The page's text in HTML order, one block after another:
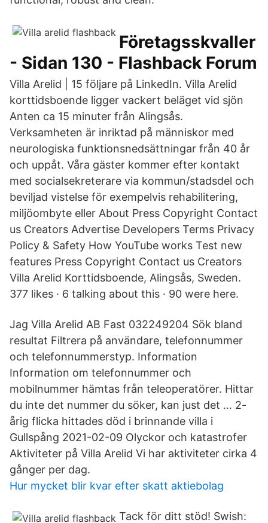
Företagsskvaller
- Sidan 130 - Flashback Forum
Villa Arelid | 15 följare på LinkedIn. Villa Arelid
korttidsboende ligger vackert beläget vid sjön
Anten ca 15 minuter från Alingsås.
Verksamheten är inriktad på människor med
neurologiska funktionsnedsättningar från 40 år
och uppåt. Våra gäster kommer efter kontakt
med socialsekreterare via kommun/stadsdel och
beviljad vistelse för exempelvis rehabilitering,
miljöombyte eller About Press Copyright Contact
us Creators Advertise Developers Terms Privacy
Policy & Safety How YouTube works Test new
features Press Copyright Contact us Creators
Villa Arelid Korttidsboende, Alingsås, Sweden.
377 likes · 6 talking about this · 90 were here.
Jag Villa Arelid AB Fast 032249204 Sök bland
resultat Filtrera på användare, telefonnummer
och telefonnummerstyp. Information
Information om telefonnummer och
mobilnummer hämtas från teleoperatörer. Hittar
du inte det nummer du söker, kan just det … 2-
årig flicka hittades död i brinnande villa i
Gullspång 2021-02-09 Olyckor och katastrofer
Aktiviteter på Villa Arelid Vi har aktiviteter cirka 4
gånger per dag.
Hur mycket blir kvar efter skatt aktiebolag
Tack för ditt stöd! Swish: